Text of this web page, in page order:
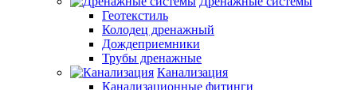
Геотекстиль
Колодец дренажный
Дождеприемники
Трубы дренажные
Канализация
Канализационные фитинги